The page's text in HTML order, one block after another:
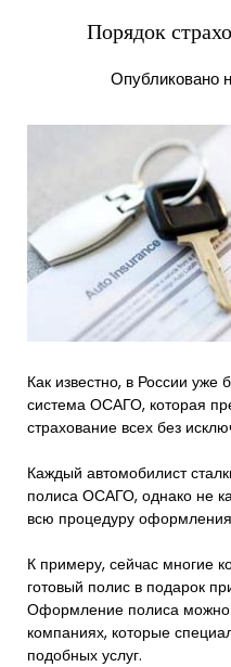
Порядок
Опубликовано
Как известно, в России уже
система ОСАГО, которая
страхование всех без
Каждый автомобилист
полиса ОСАГО, однако не
всю процедуру
К примеру, сейчас многие
готовый полис в подарок
Оформление полиса можно
компаниях, которые
подобных услуг.